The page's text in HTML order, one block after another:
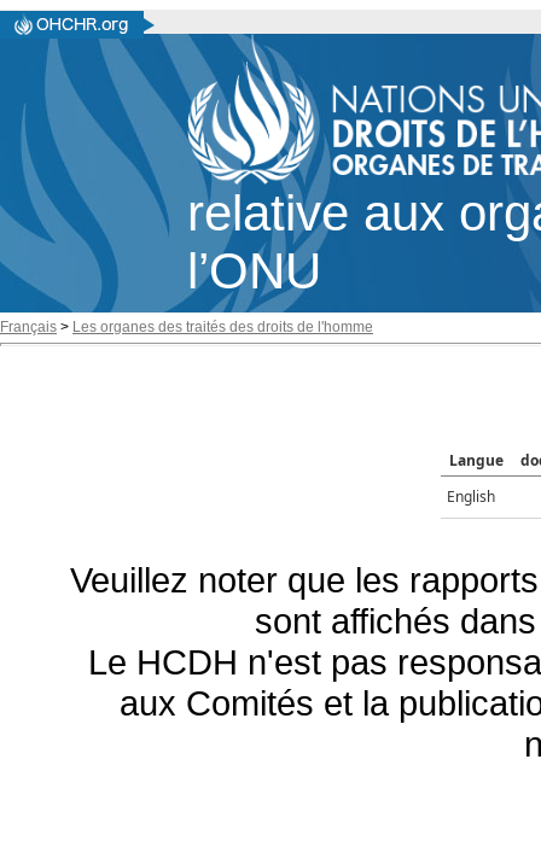
relative aux
l’ONU
Français > Les organes des traités des droits de l'homme
Langue
English
Veuillez noter que les
sont affichés
Le HCDH n'est pas
aux Comités et la